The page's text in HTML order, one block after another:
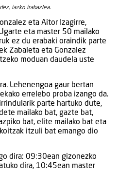
iazko irabazlea.
eta Aitor Izagirre,
eta master 50 mailako
ez du erabaki oraindik parte
Zabaleta eta Gonzalez
moduan daudela uste
Lehenengoa gaur bertan
errelebo proba izango da.
parte hartuko dute,
mailako bat, gazte bat,
bat, elite mailako bat eta
itzuli bat emango dio
dira: 09:30ean gizonezko
dira, 10:45ean master